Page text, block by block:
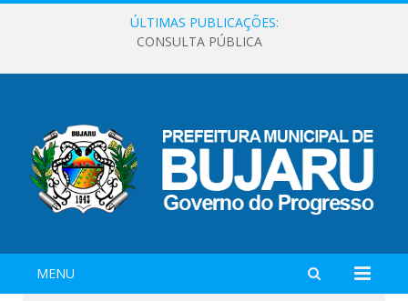
ÚLTIMAS PUBLICAÇÕES:
CONSULTA PÚBLICA
MENU